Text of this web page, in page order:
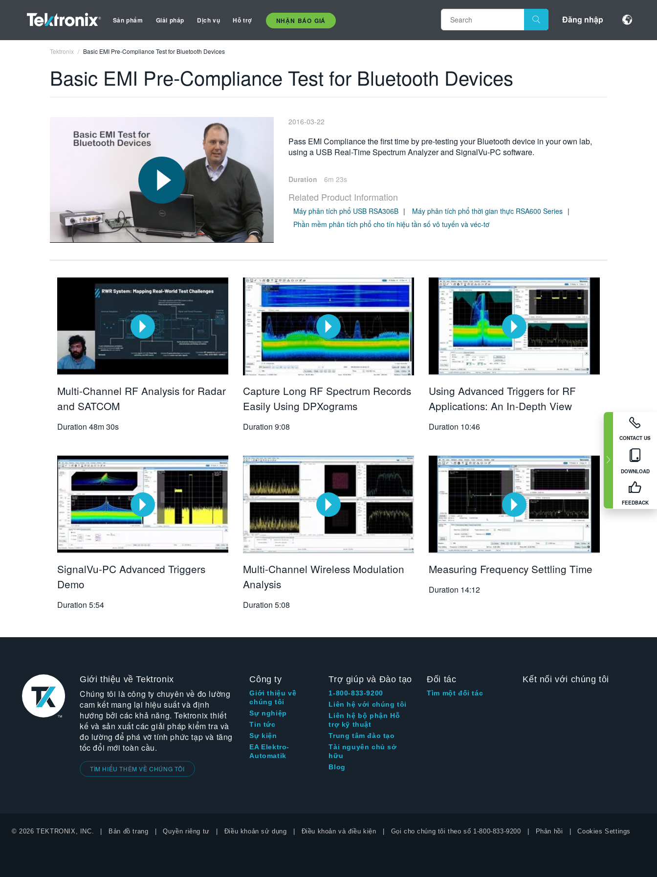
Sản phẩm Giải pháp Dịch vụ Hỗ trợ NHẬN BÁO GIÁ Đăng nhập
CONTACT US
DOWNLOAD
FEEDBACK
Tektronix Basic EMI Pre-Compliance Test for Bluetooth Devices
Basic EMI Pre-Compliance Test for Bluetooth Devices
2016-03-22
Pass EMI Compliance the first time by pre-testing your Bluetooth device in your own lab,
using a USB Real-Time Spectrum Analyzer and SignalVu-PC software.
Duration 6m 23s
Related Product Information
Máy phân tích phổ USB RSA306B
Máy phân tích phổ thời gian thực RSA600 Series
Phần mềm phân tích phổ cho tín hiệu tần số vô tuyến và véc-tơ
Multi-Channel RF Analysis for Radar
and SATCOM
Duration 48m 30s
Capture Long RF Spectrum Records
Easily Using DPXograms
Duration 9:08
Using Advanced Triggers for RF
Applications: An In-Depth View
Duration 10:46
SignalVu-PC Advanced Triggers
Demo
Duration 5:54
Multi-Channel Wireless Modulation
Analysis
Duration 5:08
Measuring Frequency Settling Time
Duration 14:12
Giới thiệu về Tektronix
Chúng tôi là công ty chuyên về đo lường
cam kết mang lại hiệu suất và định
hướng bởi các khả năng. Tektronix thiết
kế và sản xuất các giải pháp kiểm tra và
đo lường để phá vỡ tính phức tạp và tăng
tốc đổi mới toàn cầu.
TÌM HIỂU THÊM VỀ CHÚNG TÔI
Công ty
Giới thiệu về
chúng tôi
Sự nghiệp
Tin tức
Sự kiện
EA Elektro-
Automatik
Trợ giúp và Đào tạo
1-800-833-9200
Liên hệ với chúng tôi
Liên hệ bộ phận Hỗ
trợ kỹ thuật
Trung tâm đào tạo
Tài nguyên chủ sở
hữu
Blog
Đối tác
Tìm một đối tác
Kết nối với chúng tôi
© 2026 TEKTRONIX, INC. Bản đồ trang Quyền riêng tư Điều khoản sử dụng Điều khoản và điều kiện Gọi cho chúng tôi theo số 1-800-833-9200 Phản hồi Cookies Settings